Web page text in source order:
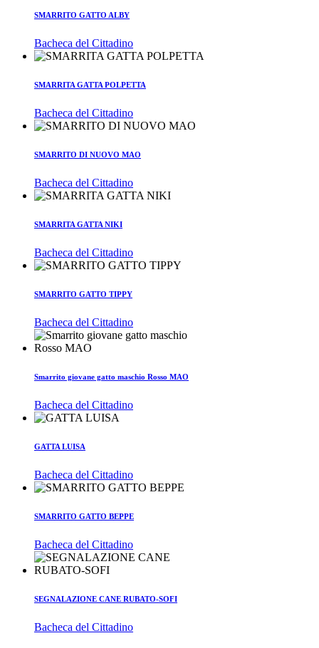
SMARRITO GATTO ALBY
Bacheca del Cittadino
SMARRITA GATTA POLPETTA
Bacheca del Cittadino
SMARRITO DI NUOVO MAO
Bacheca del Cittadino
SMARRITA GATTA NIKI
Bacheca del Cittadino
SMARRITO GATTO TIPPY
Bacheca del Cittadino
Smarrito giovane gatto maschio Rosso MAO
Bacheca del Cittadino
GATTA LUISA
Bacheca del Cittadino
SMARRITO GATTO BEPPE
Bacheca del Cittadino
SEGNALAZIONE CANE RUBATO-SOFI
Bacheca del Cittadino